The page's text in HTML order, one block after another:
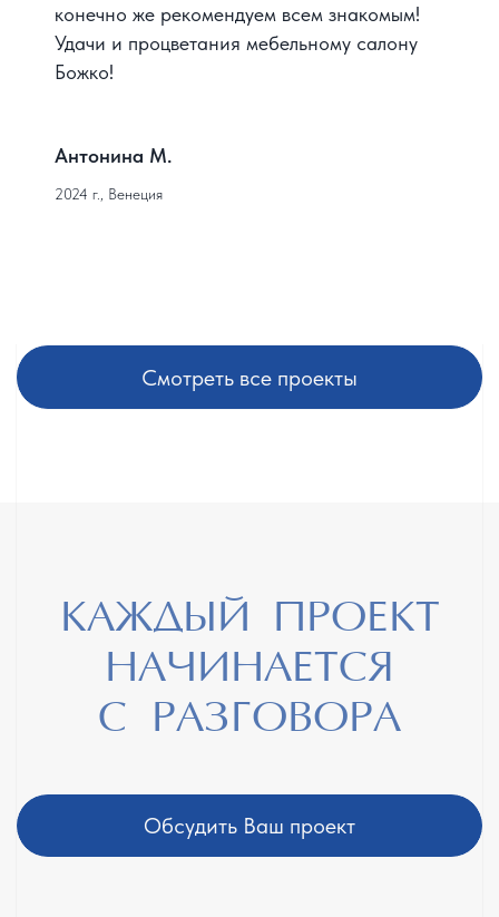
конечно же рекомендуем всем знакомым!
Удачи и процветания мебельному салону
Божко!
Антонина М.
2024 г., Венеция